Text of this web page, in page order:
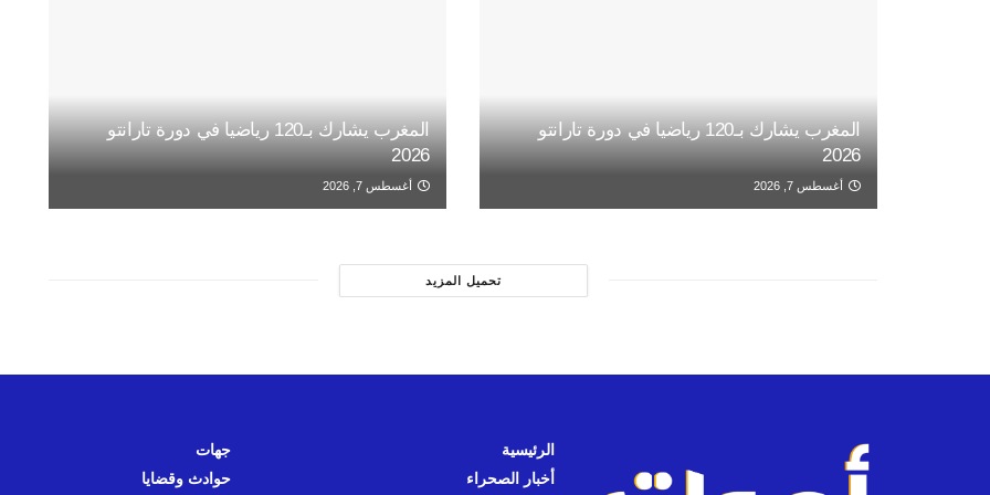
المغرب يشارك بـ120 رياضيا في دورة تارانتو
2026
أغسطس 7, 2026
المغرب يشارك بـ120 رياضيا في دورة تارانتو
2026
أغسطس 7, 2026
تحميل المزيد
الرئيسية
أخبار الصحراء
جهات
حوادث وقضايا